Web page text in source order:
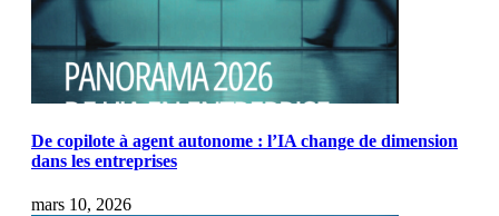
De copilote à agent autonome : l’IA change de dimension
dans les entreprises
mars 10, 2026